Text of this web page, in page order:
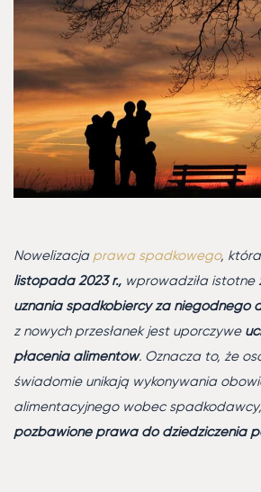
Nowelizacjaprawa spadkowego,
listopada 2023 r., wprowadziła istotne
uznania spadkobiercy za niegodnego
z nowych przesłanek jest uporczywe
płacenia alimentów. Oznacza to, że
świadomie unikają wykonywania
alimentacyjnego wobec spadkodawcy,
pozbawione prawa do dziedziczenia